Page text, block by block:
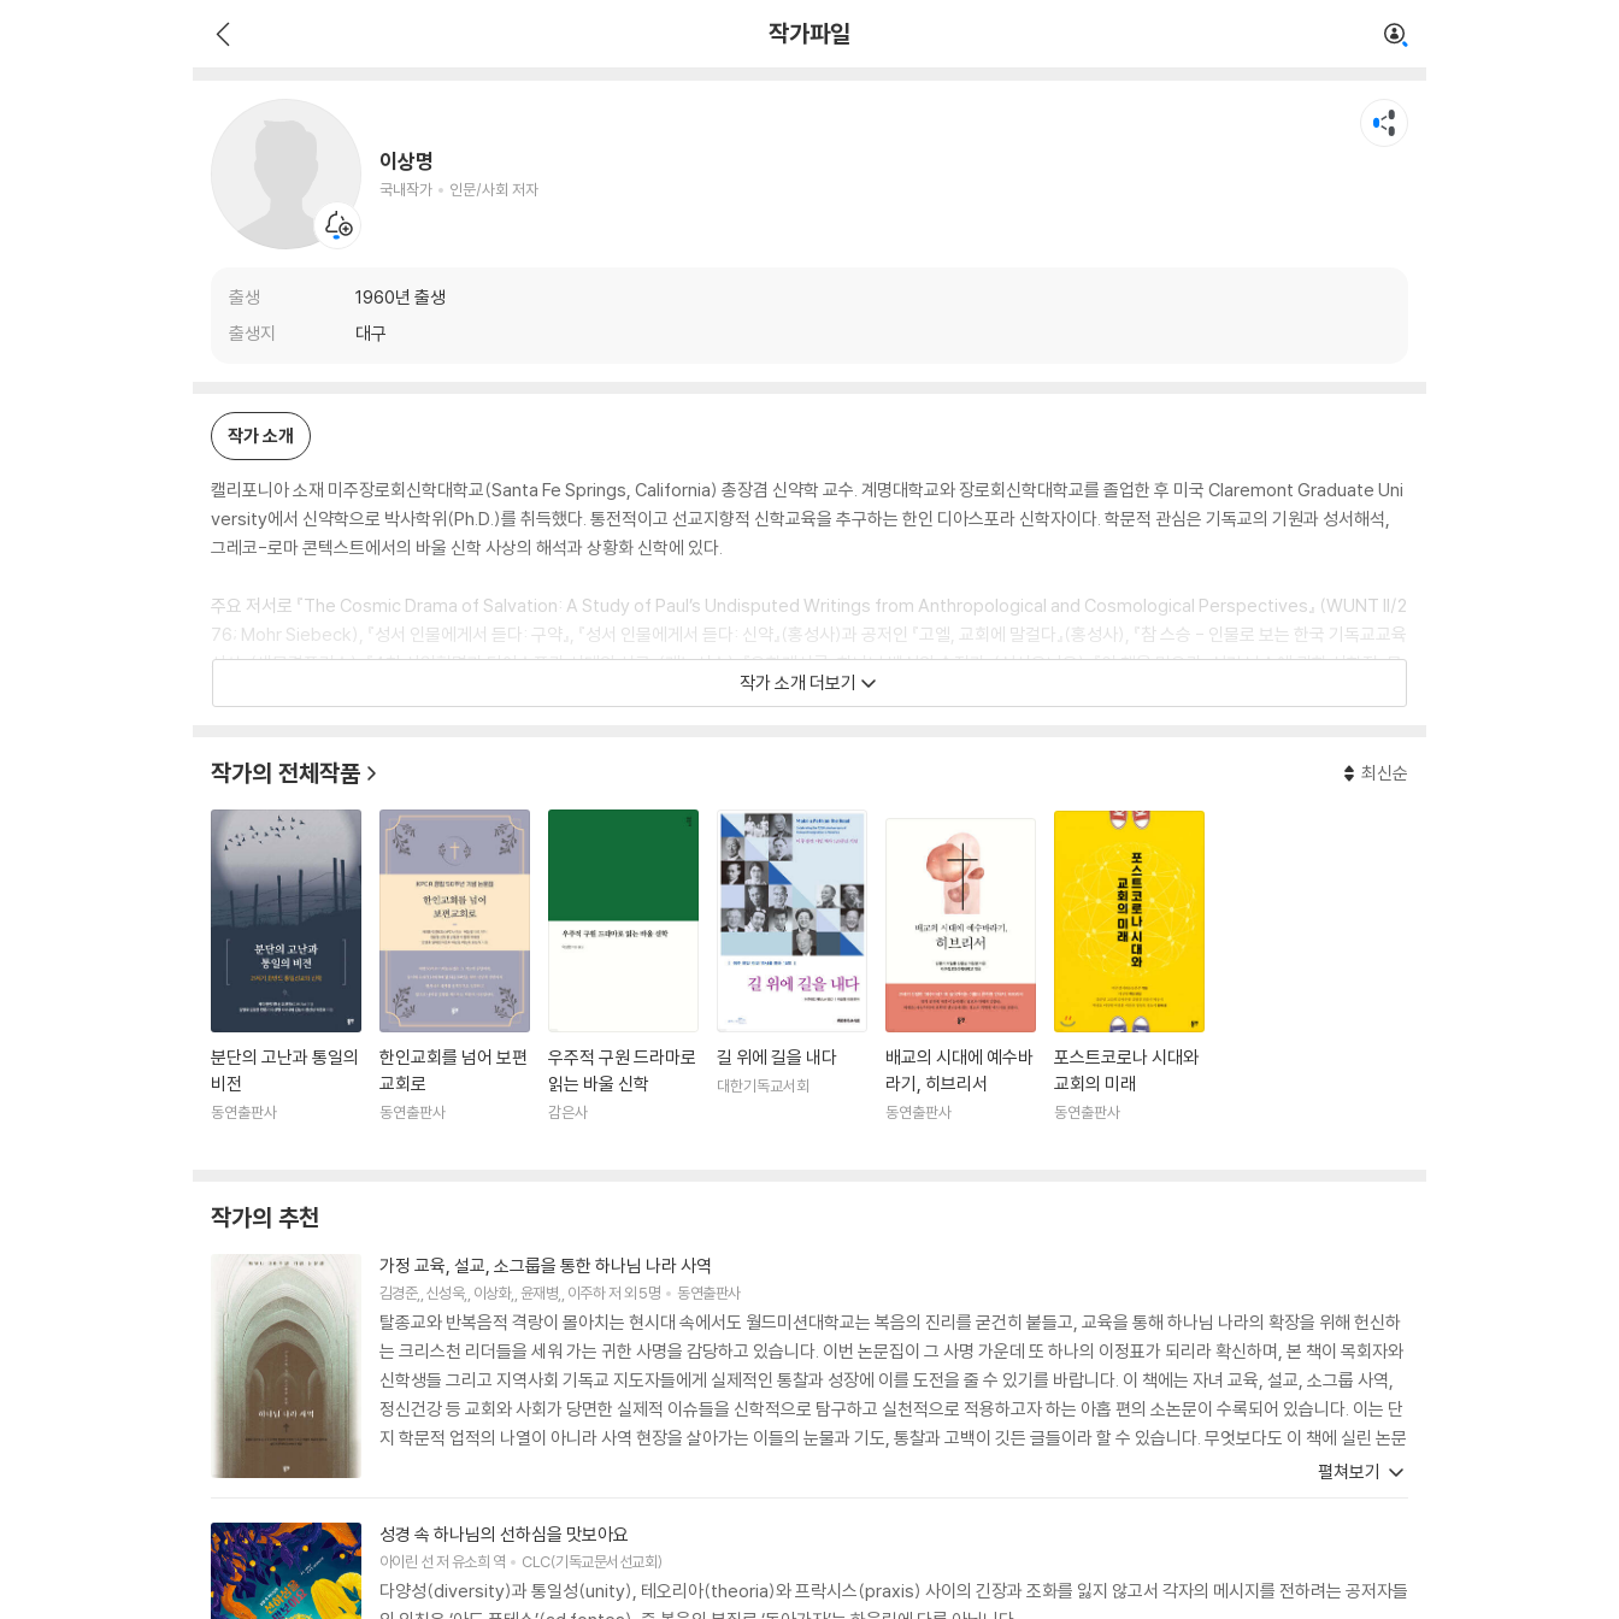
작가파일
이상명
국내작가 인문/사회 저자
출생
1960년 출생
출생지
대구
작가 소개
캘리포니아 소재 미주장로회신학대학교(Santa Fe Springs, California) 총장겸 신약학 교수. 계명대학교와 장로회신학대학교를 졸업한 후 미국 Claremont Graduate Uni
versity에서 신약학으로 박사학위(Ph.D.)를 취득했다. 통전적이고 선교지향적 신학교육을 추구하는 한인 디아스포라 신학자이다. 학문적 관심은 기독교의 기원과 성서해석,
그레코-로마 콘텍스트에서의 바울 신학 사상의 해석과 상황화 신학에 있다.
주요 저서로 『The Cosmic Drama of Salvation: A Study of Paul’s Undisputed Writings from Anthropological and Cosmological Perspectives』 (WUNT II/2
76; Mohr Siebeck), 『성서 인물에게서 듣다: 구약』, 『성서 인물에게서 듣다: 신약』(홍성사)과 공저인 『고엘, 교회에 말걸다』(홍성사), 『참 스승 - 인물로 보는 한국 기독교교육
사상』(새물결플러스), 『4차 산업혁명과 디아스포라 시대의 선교』(케노시스), 『요한계시록, 하나님 백성의 승전가』(성서유니온), 『이 책을 먹으라: 성경 낭송에 관한 신학적, 목
회적, 선교적 이해와 모델』(에스라 성경통독 사역원), 『포스트코로나 시대와 교회의 미래』(동연) 등이 있다.
작가 소개 더보기
작가의 전체작품 최신순
분단의 고난과 통일의
비전
동연출판사
한인교회를 넘어 보편
교회로
동연출판사
우주적 구원 드라마로
읽는 바울 신학
감은사
길 위에 길을 내다
대한기독교서회
배교의 시대에 예수바
라기, 히브리서
동연출판사
포스트코로나 시대와
교회의 미래
동연출판사
작가의 추천
가정 교육, 설교, 소그룹을 통한 하나님 나라 사역
김경준, 신성욱, 이상화, 윤재병 이주하저외 5명 동연출판사
탈종교와 반복음적 격랑이 몰아치는 현시대 속에서도 월드미션대학교는 복음의 진리를 굳건히 붙들고, 교육을 통해 하나님 나라의 확장을 위해 헌신하
는 크리스천 리더들을 세워 가는 귀한 사명을 감당하고 있습니다. 이번 논문집이 그 사명 가운데 또 하나의 이정표가 되리라 확신하며, 본 책이 목회자와
신학생들 그리고 지역사회 기독교 지도자들에게 실제적인 통찰과 성장에 이를 도전을 줄 수 있기를 바랍니다. 이 책에는 자녀 교육, 설교, 소그룹 사역,
정신건강 등 교회와 사회가 당면한 실제적 이슈들을 신학적으로 탐구하고 실천적으로 적용하고자 하는 아홉 편의 소논문이 수록되어 있습니다. 이는 단
지 학문적 업적의 나열이 아니라 사역 현장을 살아가는 이들의 눈물과 기도, 통찰과 고백이 깃든 글들이라 할 수 있습니다. 무엇보다도 이 책에 실린 논문
마다 단지 이론적 논의에 머물지 않고 실천적 대안을 제시함으로써 테오리아(theoria)와 프락시스(praxis) 사이의 적절한 긴장과 조화를 추구합니다.
펼쳐보기
성경 속 하나님의 선하심을 맛보아요
아이린 선저유소희 역 CLC(기독교문서선교회)
다양성(diversity)과 통일성(unity), 테오리아(theoria)와 프락시스(praxis) 사이의 긴장과 조화를 잃지 않고서 각자의 메시지를 전하려는 공저자들